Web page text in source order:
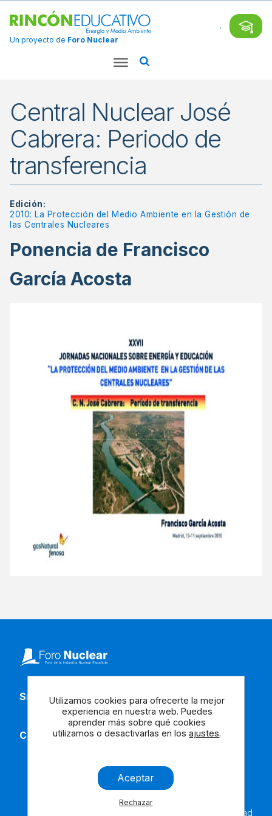
Un proyecto de Foro Nuclear
Central Nuclear José
Cabrera: Periodo de
transferencia
Edición:
2010: La Protección del Medio Ambiente en la Gestión de
las Centrales Nucleares
Ponencia de Francisco
García Acosta
Síguenos en redes
Contacta con nosotros
Accesibilidad
Utilizamos cookies para ofrecerte la mejor
experiencia en nuestra web. Puedes
aprender más sobre qué cookies
utilizamos o desactivarlas en losajustes.
Aceptar
Rechazar